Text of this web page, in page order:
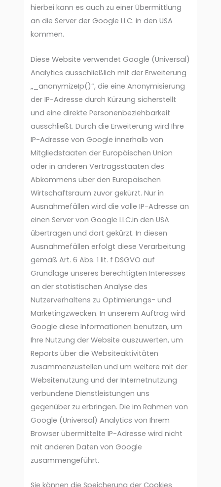
hierbei kann es auch zu einer Übermittlung
an die Server der Google LLC. in den USA
kommen.
Diese Website verwendet Google (Universal)
Analytics ausschließlich mit der Erweiterung
„_anonymizeIp()“, die eine Anonymisierung
der IP-Adresse durch Kürzung sicherstellt
und eine direkte Personenbeziehbarkeit
ausschließt. Durch die Erweiterung wird Ihre
IP-Adresse von Google innerhalb von
Mitgliedstaaten der Europäischen Union
oder in anderen Vertragsstaaten des
Abkommens über den Europäischen
Wirtschaftsraum zuvor gekürzt. Nur in
Ausnahmefällen wird die volle IP-Adresse an
einen Server von Google LLC.in den USA
übertragen und dort gekürzt. In diesen
Ausnahmefällen erfolgt diese Verarbeitung
gemäß Art. 6 Abs. 1 lit. f DSGVO auf
Grundlage unseres berechtigten Interesses
an der statistischen Analyse des
Nutzerverhaltens zu Optimierungs- und
Marketingzwecken. In unserem Auftrag wird
Google diese Informationen benutzen, um
Ihre Nutzung der Website auszuwerten, um
Reports über die Websiteaktivitäten
zusammenzustellen und um weitere mit der
Websitenutzung und der Internetnutzung
verbundene Dienstleistungen uns
gegenüber zu erbringen. Die im Rahmen von
Google (Universal) Analytics von Ihrem
Browser übermittelte IP-Adresse wird nicht
mit anderen Daten von Google
zusammengeführt.
Sie können die Speicherung der Cookies